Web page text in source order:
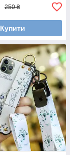
250 ₴
Купити